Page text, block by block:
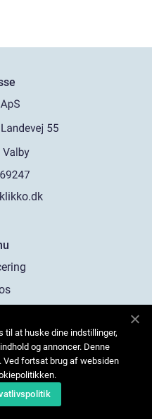
os
til at huske dine indstillinger,
og annoncer. Denne
Ved fortsat brug af websiden